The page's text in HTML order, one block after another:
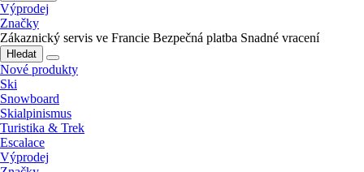
Výprodej
Značky
Zákaznický servis ve Francie Bezpečná platba Snadné vracení
Hledat
Nové produkty
Ski
Snowboard
Skialpinismus
Turistika & Trek
Escalace
Výprodej